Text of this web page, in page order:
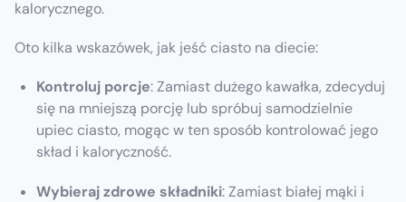
kalorycznego.
Oto kilka wskazówek, jak jeść ciasto na diecie:
Kontroluj porcje: Zamiast dużego kawałka, zdecyduj
się na mniejszą porcję lub spróbuj samodzielnie
upiec ciasto, mogąc w ten sposób kontrolować jego
skład i kaloryczność.
Wybieraj zdrowe składniki: Zamiast białej mąki i